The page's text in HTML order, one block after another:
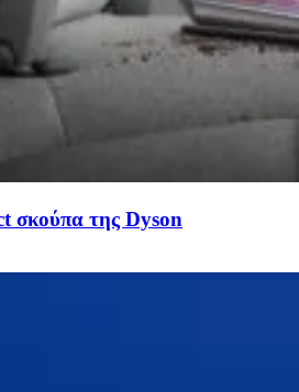
σκούπα της Dyson